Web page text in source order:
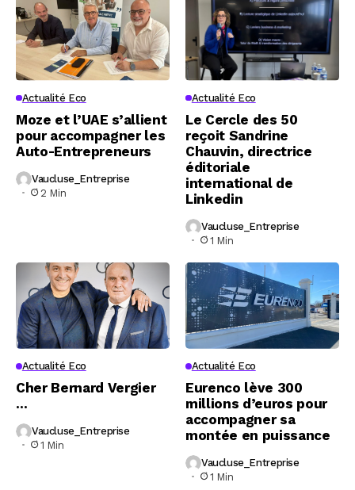
Actualité Eco
Moze et l’UAE s’allient
pour accompagner les
Auto-Entrepreneurs
Vaucluse_Entreprise
2 Min
Actualité Eco
Le Cercle des 50
reçoit Sandrine
Chauvin, directrice
éditoriale
international de
Linkedin
Vaucluse_Entreprise
1 Min
Actualité Eco
Cher Bernard Vergier
…
Vaucluse_Entreprise
1 Min
Actualité Eco
Eurenco lève 300
millions d’euros pour
accompagner sa
montée en puissance
Vaucluse_Entreprise
1 Min